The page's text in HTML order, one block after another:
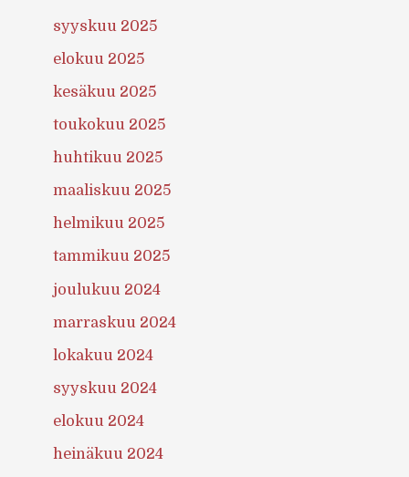
syyskuu 2025
elokuu 2025
kesäkuu 2025
toukokuu 2025
huhtikuu 2025
maaliskuu 2025
helmikuu 2025
tammikuu 2025
joulukuu 2024
marraskuu 2024
lokakuu 2024
syyskuu 2024
elokuu 2024
heinäkuu 2024